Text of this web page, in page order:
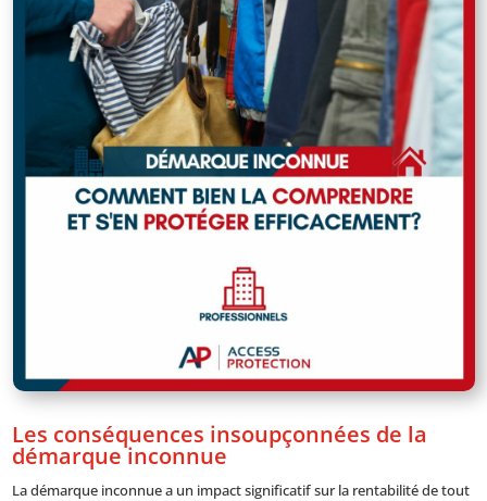
Les conséquences insoupçonnées de la
démarque inconnue
La démarque inconnue a un impact significatif sur la rentabilité de tout